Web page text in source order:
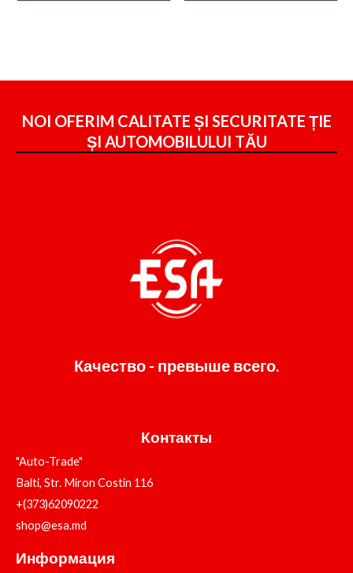
NOI OFERIM CALITATE ȘI SECURITATE ȚIE
ȘI AUTOMOBILULUI TĂU
Качество - превыше всего.
Контакты
"Auto-Trade"
Balti, Str. Miron Costin 116
+(373)62090222
shop@esa.md
Информация